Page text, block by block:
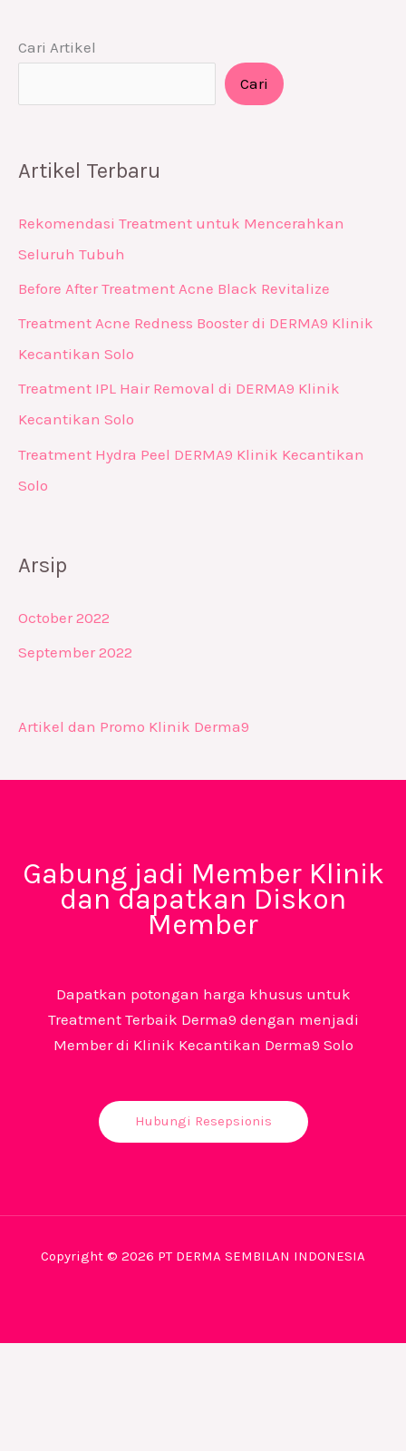
Cari Artikel
Cari
Artikel Terbaru
Rekomendasi Treatment untuk Mencerahkan
Seluruh Tubuh
Before After Treatment Acne Black Revitalize
Treatment Acne Redness Booster di DERMA9 Klinik
Kecantikan Solo
Treatment IPL Hair Removal di DERMA9 Klinik
Kecantikan Solo
Treatment Hydra Peel DERMA9 Klinik Kecantikan
Solo
Arsip
October 2022
September 2022
Artikel dan Promo Klinik Derma9
Gabung jadi Member Klinik
dan dapatkan Diskon
Member
Dapatkan potongan harga khusus untuk
Treatment Terbaik Derma9 dengan menjadi
Member di Klinik Kecantikan Derma9 Solo
Hubungi Resepsionis
Copyright © 2026 PT DERMA SEMBILAN INDONESIA